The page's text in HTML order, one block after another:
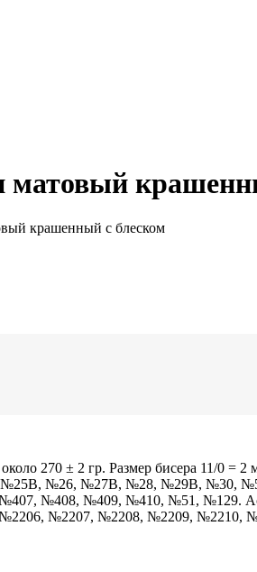
матовый
крашенный с блеском
270 ± 2 гр. Размер бисера 11/0 =
№26, №27В, №28, №29В, №30,
№408, №409, №410, №51, №129.
№2207, №2208, №2209, №2210,